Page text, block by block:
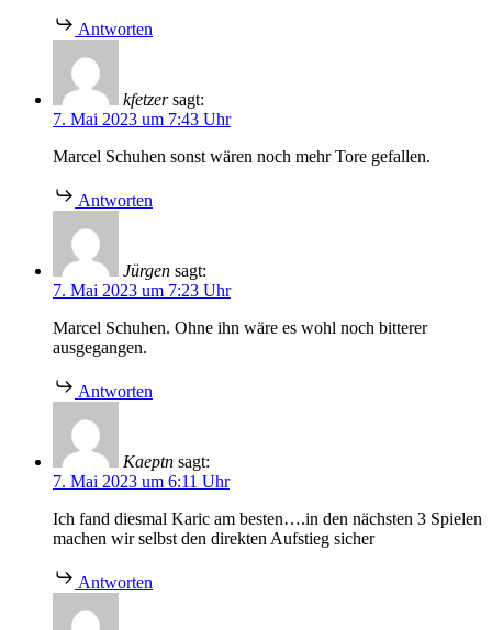
Antworten
kfetzer sagt:
7. Mai 2023 um 7:43 Uhr
Marcel Schuhen sonst wären noch mehr Tore gefallen.
Antworten
Jürgen sagt:
7. Mai 2023 um 7:23 Uhr
Marcel Schuhen. Ohne ihn wäre es wohl noch bitterer
ausgegangen.
Antworten
Kaeptn sagt:
7. Mai 2023 um 6:11 Uhr
Ich fand diesmal Karic am besten….in den nächsten 3 Spielen
machen wir selbst den direkten Aufstieg sicher
Antworten